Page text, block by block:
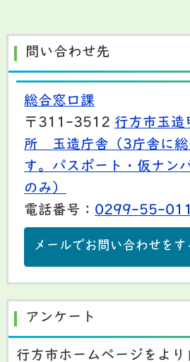
問い合わせ先
総合窓口課
〒311-3512 行方市玉
所 玉造庁舎（3庁舎に総
す。パスポート・仮ナン
のみ）
電話番号： 0299-55-
メールでお問い合わせをす
アンケート
行方市ホームページをより